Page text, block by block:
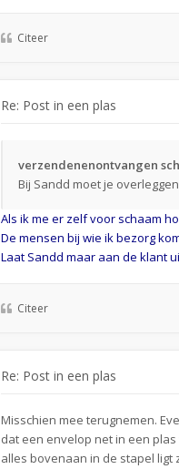
Citeer
Re: Post in een plas
verzendenenontvangen
Bij Sandd moet je
Als ik me er zelf voor schaam
De mensen bij wie ik bezorg
Laat Sandd maar aan de klant
Citeer
Re: Post in een plas
Misschien mee terugnemen.
dat een envelop net in een
alles bovenaan in de stapel ligt